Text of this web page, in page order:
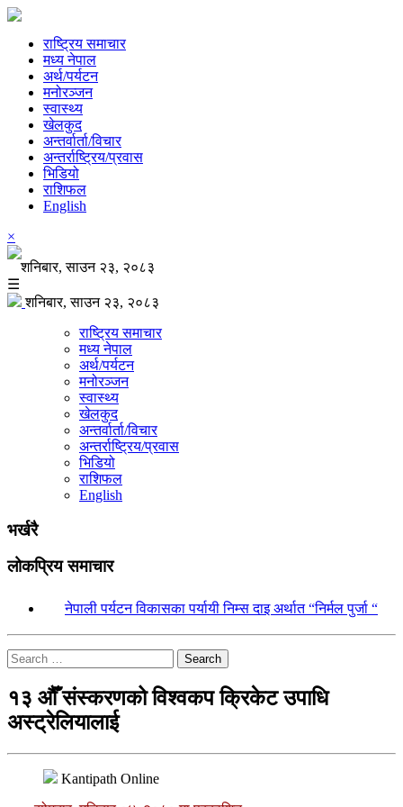
राष्ट्रिय समाचार
मध्य नेपाल
अर्थ/पर्यटन
मनोरञ्जन
स्वास्थ्य
खेलकुद
अन्तर्वार्ता/विचार
अन्तर्राष्ट्रिय/प्रवास
भिडियो
राशिफल
English
×
शनिबार, साउन २३, २०८३
☰
शनिबार, साउन २३, २०८३
राष्ट्रिय समाचार
मध्य नेपाल
अर्थ/पर्यटन
मनोरञ्जन
स्वास्थ्य
खेलकुद
अन्तर्वार्ता/विचार
अन्तर्राष्ट्रिय/प्रवास
भिडियो
राशिफल
English
भर्खरै
लोकप्रिय समाचार
नेपाली पर्यटन विकासका पर्यायी निम्स दाइ अर्थात “निर्मल पुर्जा “
Search
१३ औँ संस्करणको विश्वकप क्रिकेट उपाधि
अस्ट्रेलियालाई
Kantipath Online